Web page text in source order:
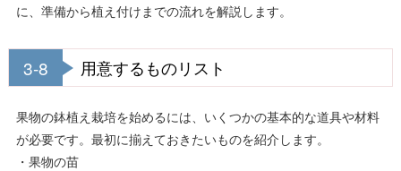
に、準備から植え付けまでの流れを解説します。
3-8 用意するものリスト
果物の鉢植え栽培を始めるには、いくつかの基本的な道具や材料
が必要です。最初に揃えておきたいものを紹介します。
・果物の苗